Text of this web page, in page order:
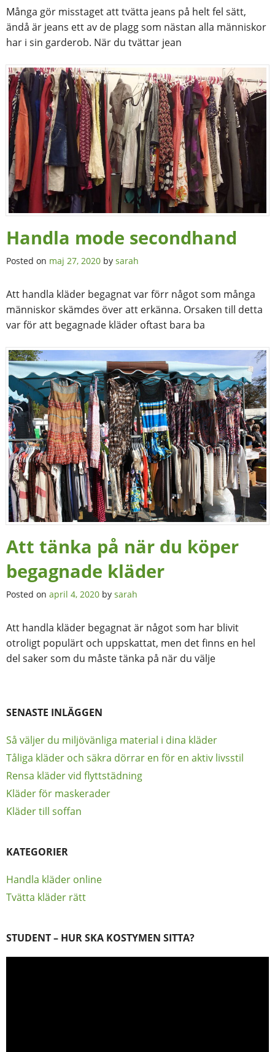
Många gör misstaget att tvätta jeans på helt fel sätt,
ändå är jeans ett av de plagg som nästan alla människor
har i sin garderob. När du tvättar jean
Handla mode secondhand
Posted on maj 27, 2020 by sarah
Att handla kläder begagnat var förr något som många
människor skämdes över att erkänna. Orsaken till detta
var för att begagnade kläder oftast bara ba
Att tänka på när du köper
begagnade kläder
Posted on april 4, 2020 by sarah
Att handla kläder begagnat är något som har blivit
otroligt populärt och uppskattat, men det finns en hel
del saker som du måste tänka på när du välje
SENASTE INLÄGGEN
Så väljer du miljövänliga material i dina kläder
Tåliga kläder och säkra dörrar en för en aktiv livsstil
Rensa kläder vid flyttstädning
Kläder för maskerader
Kläder till soffan
KATEGORIER
Handla kläder online
Tvätta kläder rätt
STUDENT – HUR SKA KOSTYMEN SITTA?